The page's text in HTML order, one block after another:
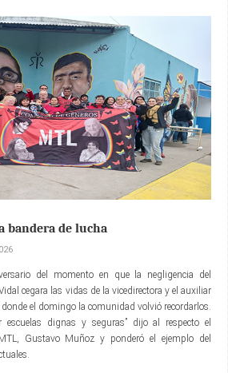
bandera de lucha
del momento en que la negligencia del
cegara las vidas de la vicedirectora y el auxiliar
el domingo la comunidad volvió recordarlos.
escuelas dignas y seguras” dijo al respecto el
Gustavo Muñoz y ponderó el ejemplo del